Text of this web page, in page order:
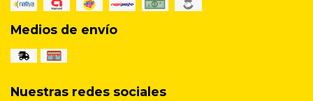
Medios de envío
Nuestras redes sociales